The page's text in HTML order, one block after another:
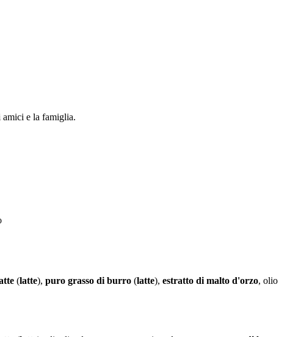
e la famiglia.
(latte), puro grasso di burro (latte), estratto di malto d'orzo, olio